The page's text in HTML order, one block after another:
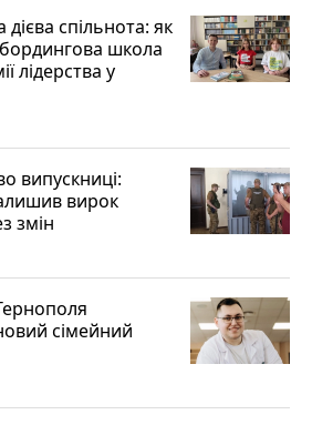
спільнота: як
школа
лідерства у
випускниці:
вирок
змін
сімейний